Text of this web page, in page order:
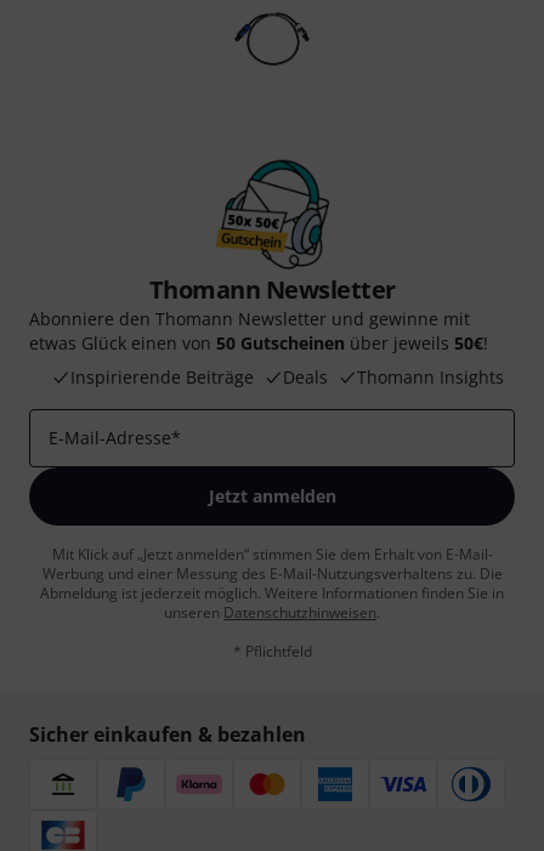
Thomann Newsletter
Abonniere den Thomann Newsletter und gewinne mit
etwas Glück einen von 50 Gutscheinen über jeweils 50€!
Inspirierende Beiträge
Deals Thomann Insights
E-Mail-Adresse*
Jetzt anmelden
Mit Klick auf „Jetzt anmelden“ stimmen Sie dem Erhalt von E-Mail-
Werbung und einer Messung des E-Mail-Nutzungsverhaltens zu. Die
Abmeldung ist jederzeit möglich. Weitere Informationen finden Sie in
unseren Datenschutzhinweisen.
* Pflichtfeld
Sicher einkaufen & bezahlen